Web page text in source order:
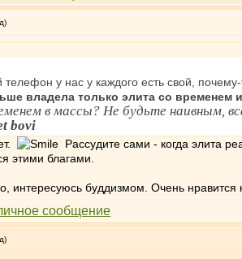
у нас у каждого есть свой,
владела только элита со временем
в массы? Не будьте наивным,
bovi
Рассудите сами - когда элита
этими благами.
интересуюсь буддизмом. Очень нравится